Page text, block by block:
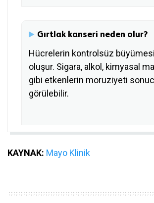
Gırtlak kanseri neden olur?
Hücrelerin kontrolsüz
oluşur. Sigara, alkol, kimyasal
gibi etkenlerin moruziyeti
görülebilir.
KAYNAK: Mayo Klinik